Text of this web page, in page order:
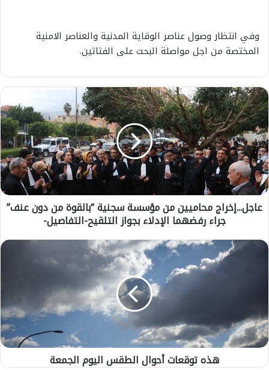
وفي انتظار وصول عناصر الوقاية المدنية والعناصر الامنية
المختصة من اجل مواصلة البحث على الفتاتين.
ع
ا
ج
ل
.
.
.
إ
خ
م
ن
م
ن
م
عاجل...إخراج محاميين من مؤسسة سجنية “بالقوة من دون عنف”
جراء رفضهما الإدلاء بجواز التلقيح-التفاصيل-
ه
ع
ا
ت
أ
هذه توقعات أحوال الطقس اليوم الجمعة